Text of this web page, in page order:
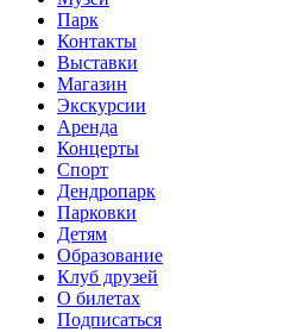
Парк
Контакты
Выставки
Магазин
Экскурсии
Аренда
Концерты
Спорт
Дендропарк
Парковки
Детям
Образование
Клуб друзей
О билетах
Подписаться